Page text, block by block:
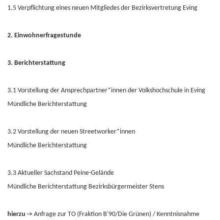
1.5 Verpflichtung eines neuen Mitgliedes der Bezirksvertretung Eving
2. Einwohnerfragestunde
3. Berichterstattung
3.1 Vorstellung der Ansprechpartner*innen der Volkshochschule in Eving
Mündliche Berichterstattung
3.2 Vorstellung der neuen Streetworker*innen
Mündliche Berichterstattung
3.3 Aktueller Sachstand Peine-Gelände
Mündliche Berichterstattung Bezirksbürgermeister Stens
hierzu -> Anfrage zur TO (Fraktion B'90/Die Grünen) / Kenntnisnahme